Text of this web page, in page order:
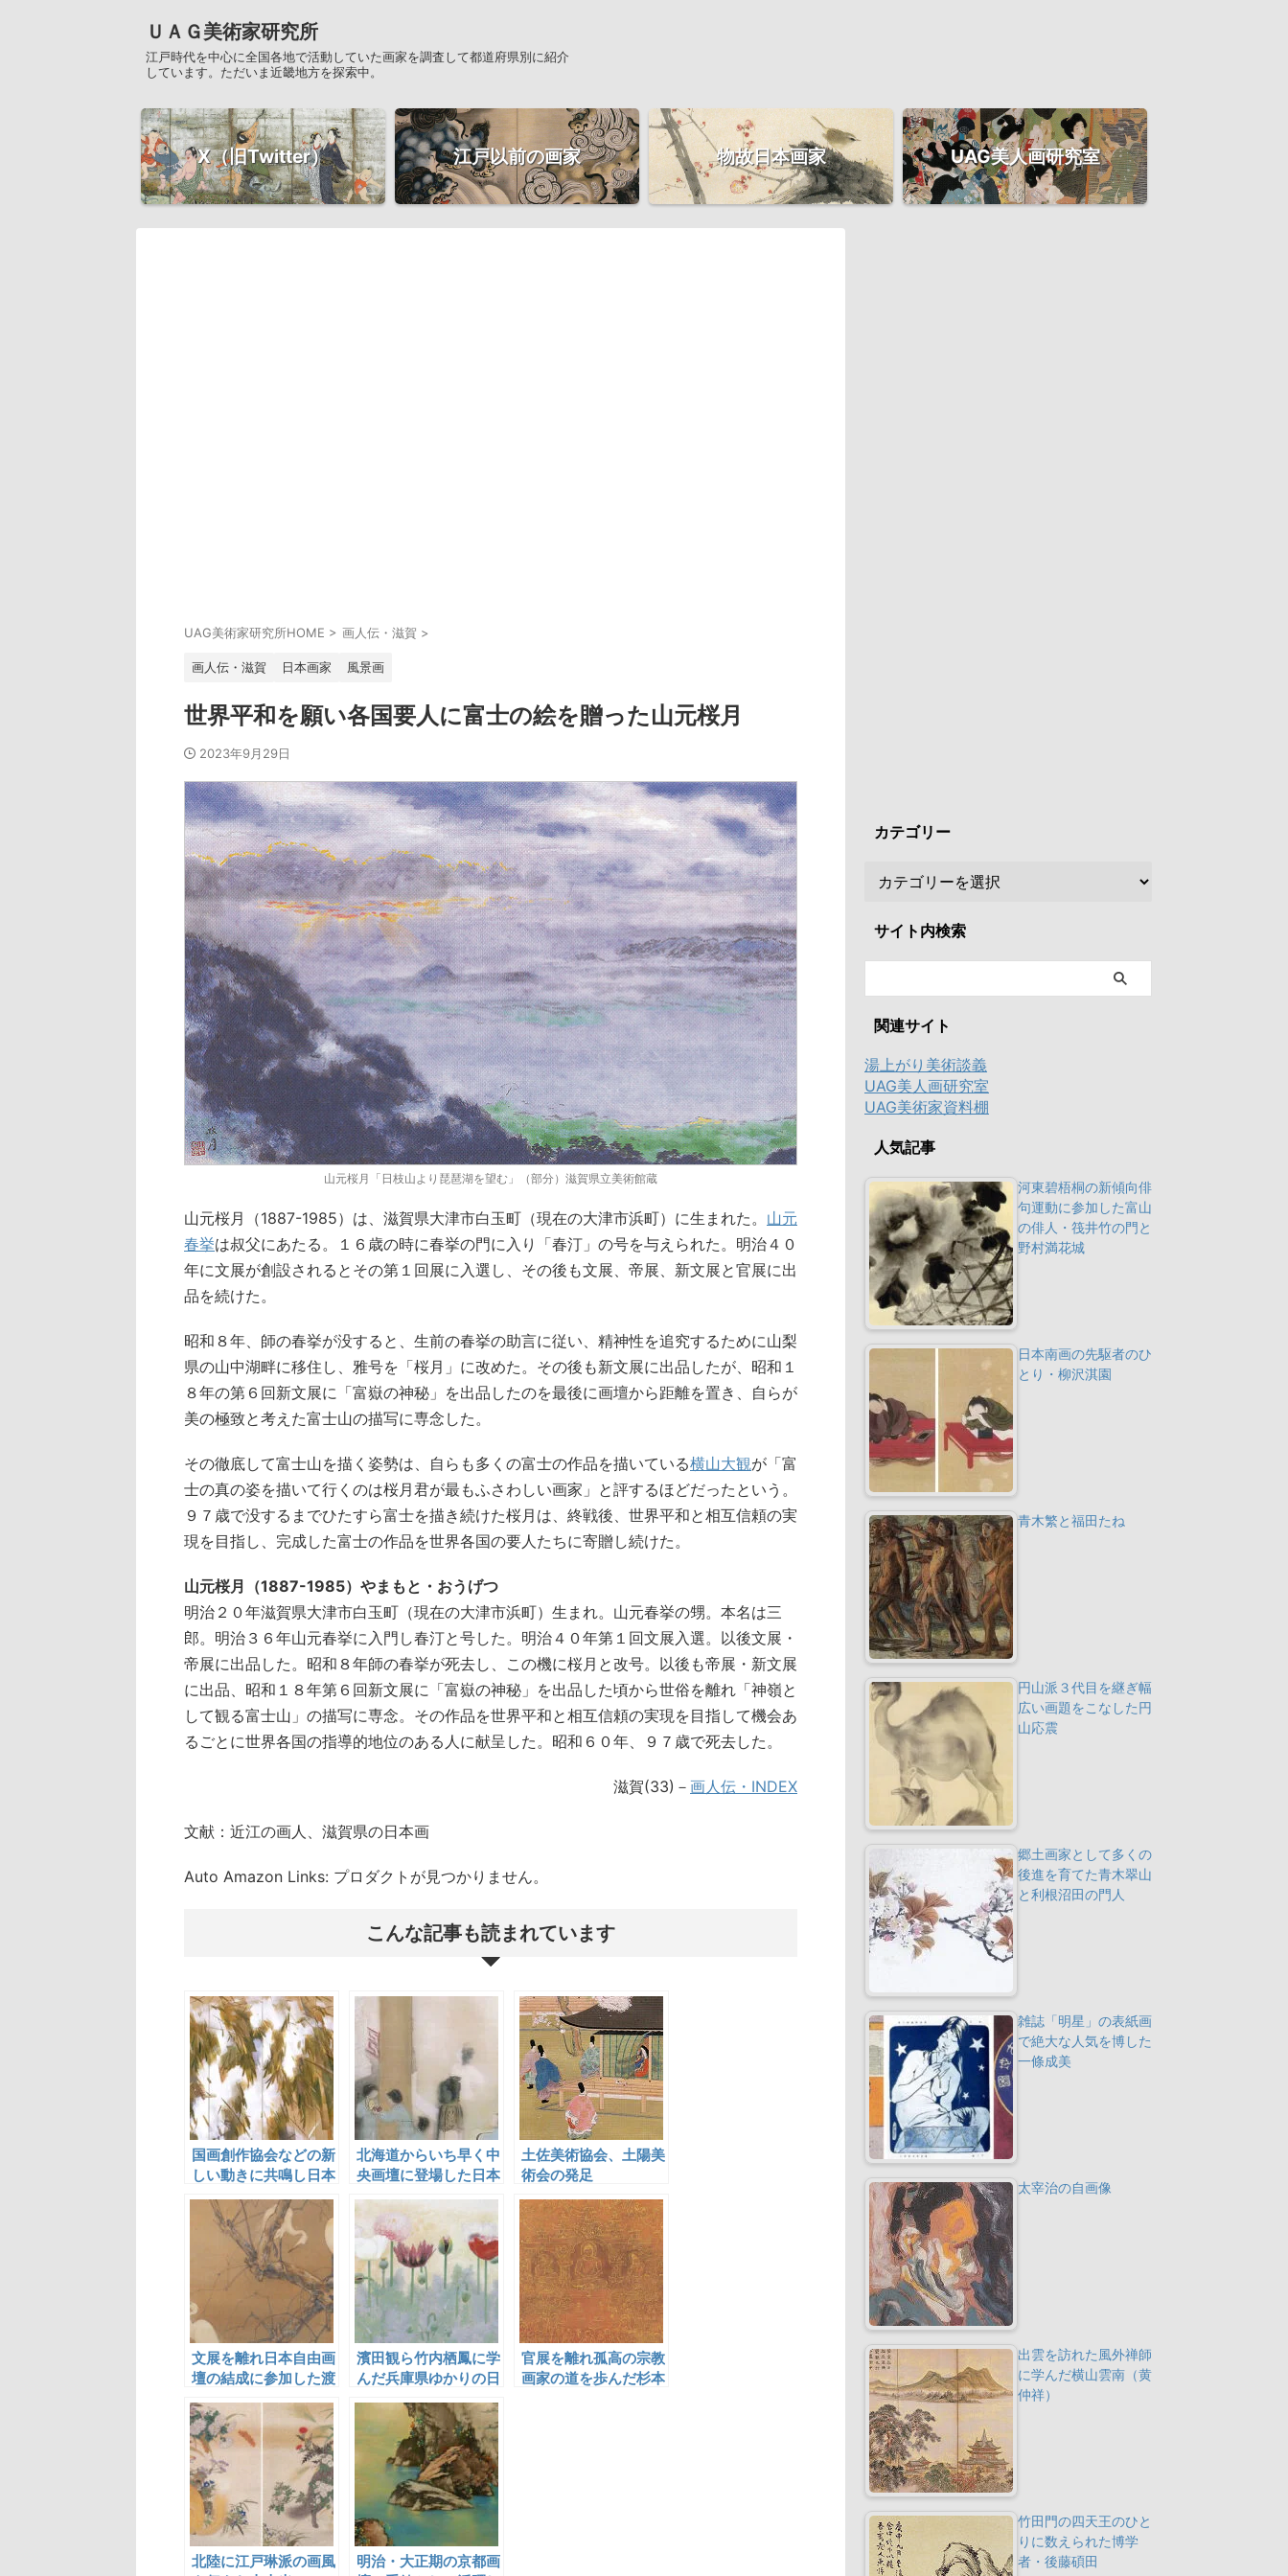
ＵＡＧ美術家研究所
江戸時代を中心に全国各地で活動していた画家を調査して都道府県別に紹介
しています。ただいま近畿地方を探索中。
X（旧Twitter） 江戸以前の画家 物故日本画家 UAG美人画研究室
UAG美術家研究所HOME > 画人伝・滋賀 >
画人伝・滋賀 日本画家 風景画
世界平和を願い各国要人に富士の絵を贈った山元桜月
2023年9月29日
山元桜月「日枝山より琵琶湖を望む」（部分）滋賀県立美術館蔵
山元桜月（1887-1985）は、滋賀県大津市白玉町（現在の大津市浜町）に生まれた。 山元
春挙は叔父にあたる。１６歳の時に春挙の門に入り「春汀」の号を与えられた。明治４０
年に文展が創設されるとその第１回展に入選し、その後も文展、帝展、新文展と官展に出
品を続けた。
昭和８年、師の春挙が没すると、生前の春挙の助言に従い、精神性を追究するために山梨
県の山中湖畔に移住し、雅号を「桜月」に改めた。その後も新文展に出品したが、昭和１
８年の第６回新文展に「富嶽の神秘」を出品したのを最後に画壇から距離を置き、自らが
美の極致と考えた富士山の描写に専念した。
その徹底して富士山を描く姿勢は、自らも多くの富士の作品を描いている横山大観が「富
士の真の姿を描いて行くのは桜月君が最もふさわしい画家」と評するほどだったという。
９７歳で没するまでひたすら富士を描き続けた桜月は、終戦後、世界平和と相互信頼の実
現を目指し、完成した富士の作品を世界各国の要人たちに寄贈し続けた。
山元桜月（1887-1985）やまもと・おうげつ
明治２０年滋賀県大津市白玉町（現在の大津市浜町）生まれ。山元春挙の甥。本名は三
郎。明治３６年山元春挙に入門し春汀と号した。明治４０年第１回文展入選。以後文展・
帝展に出品した。昭和８年師の春挙が死去し、この機に桜月と改号。以後も帝展・新文展
に出品、昭和１８年第６回新文展に「富嶽の神秘」を出品した頃から世俗を離れ「神嶺と
して観る富士山」の描写に専念。その作品を世界平和と相互信頼の実現を目指して機会あ
るごとに世界各国の指導的地位のある人に献呈した。昭和６０年、９７歳で死去した。
滋賀(33)－ 画人伝・INDEX
文献：近江の画人、滋賀県の日本画
Auto Amazon Links: プロダクトが見つかりません。
こんな記事も読まれています
国画創作協会などの新
しい動きに共鳴し日本
実験的技法を模索した
山下摩起
北海道からいち早く中
央画壇に登場した日本
土佐美術協会、土陽美
術会の発足
文展を離れ日本自由画
壇の結成に参加した渡
濱田観ら竹内栖鳳に学
んだ兵庫県ゆかりの日
官展を離れ孤高の宗教
画家の道を歩んだ杉本
北陸に江戸琳派の画風
明治・大正期の京都画
カテゴリー
サイト内検索
関連サイト
湯上がり美術談義
UAG美人画研究室
UAG美術家資料棚
人気記事
河東碧梧桐の新傾向俳
句運動に参加した富山
の俳人・筏井竹の門と
野村満花城
日本南画の先駆者のひ
とり・柳沢淇園
青木繁と福田たね
円山派３代目を継ぎ幅
広い画題をこなした円
山応震
郷土画家として多くの
後進を育てた青木翠山
と利根沼田の門人
雑誌「明星」の表紙画
で絶大な人気を博した
一條成美
太宰治の自画像
出雲を訪れた風外禅師
に学んだ横山雲南（黄
仲祥）
竹田門の四天王のひと
りに数えられた博学
者・後藤碩田